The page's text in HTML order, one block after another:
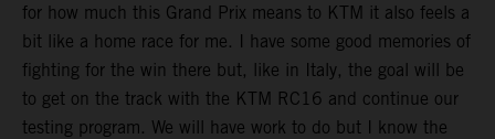
for how much this Grand Prix means to KTM it also feels a
bit like a home race for me. I have some good memories of
fighting for the win there but, like in Italy, the goal will be
to get on the track with the KTM RC16 and continue our
testing program. We will have work to do but I know the